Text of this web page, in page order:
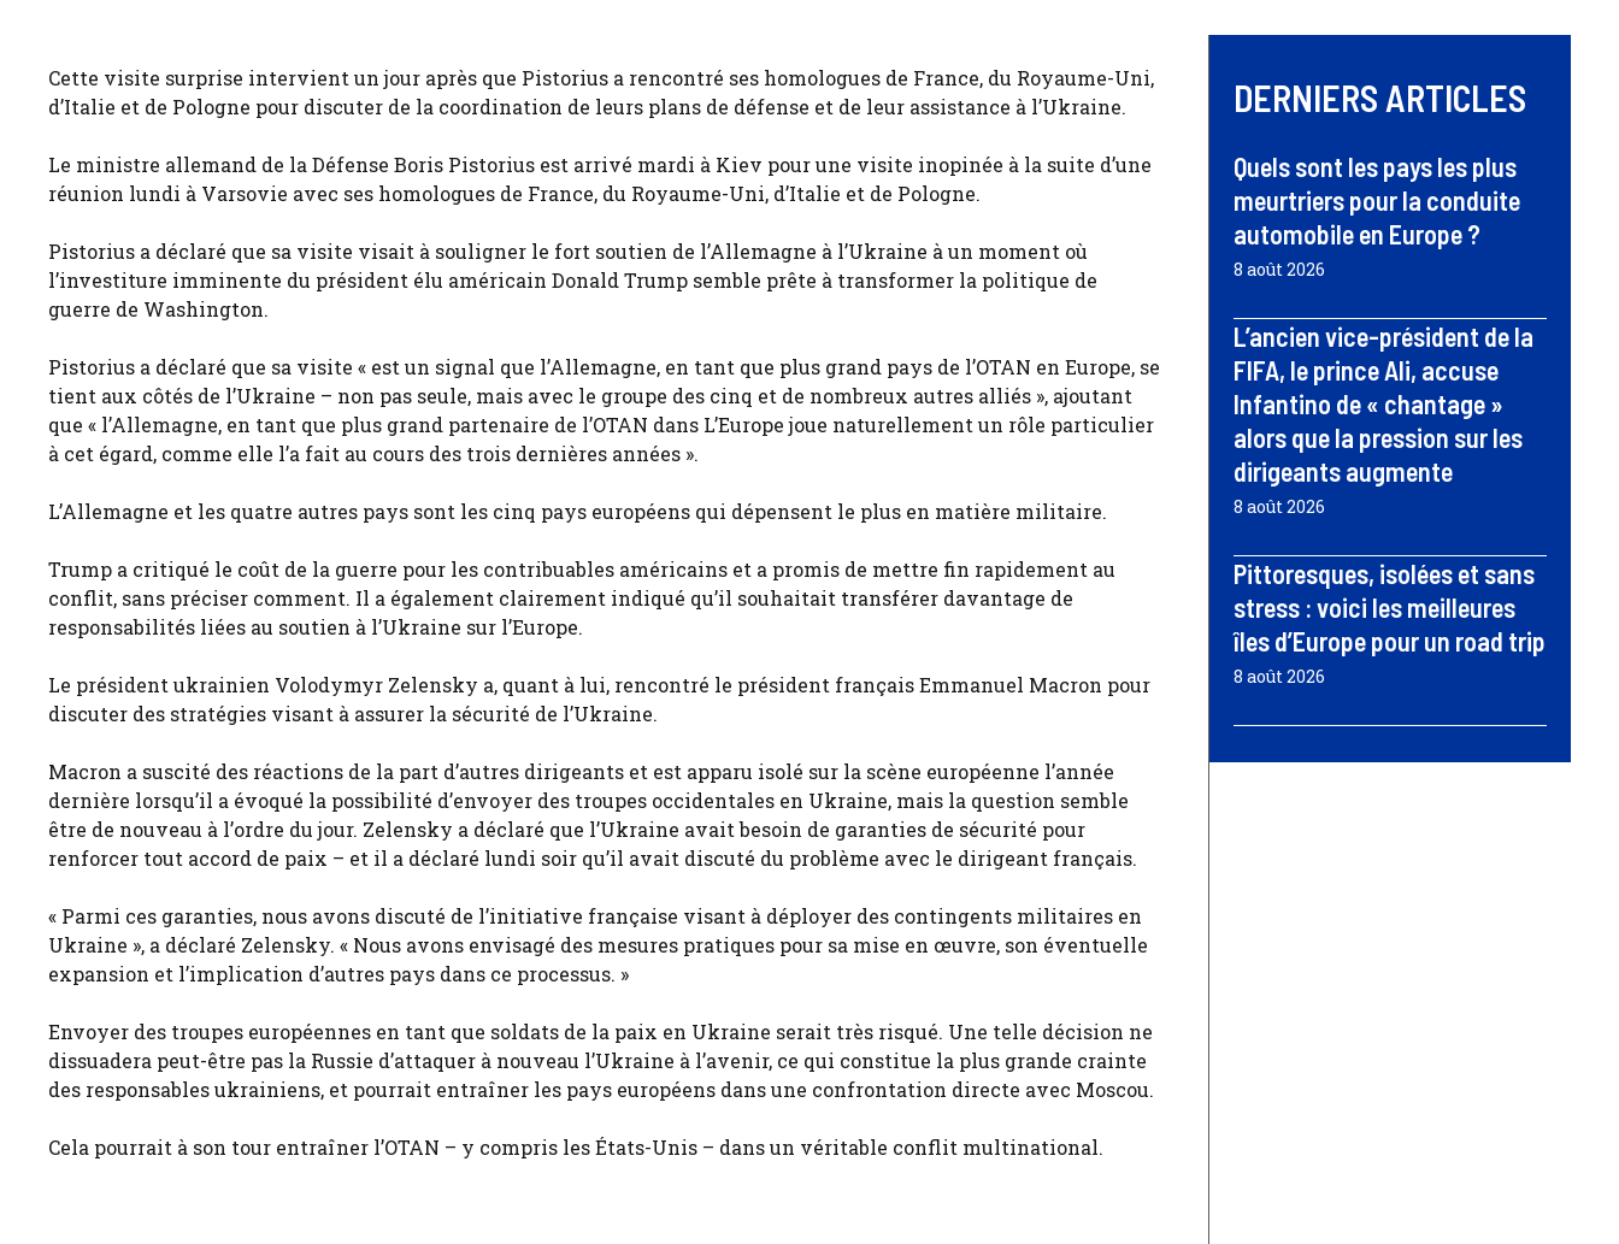
Cette visite surprise intervient un jour après que Pistorius a rencontré ses homologues de France, du Royaume-Uni,
d’Italie et de Pologne pour discuter de la coordination de leurs plans de défense et de leur assistance à l’Ukraine.
Le ministre allemand de la Défense Boris Pistorius est arrivé mardi à Kiev pour une visite inopinée à la suite d’une
réunion lundi à Varsovie avec ses homologues de France, du Royaume-Uni, d’Italie et de Pologne.
Pistorius a déclaré que sa visite visait à souligner le fort soutien de l’Allemagne à l’Ukraine à un moment où
l’investiture imminente du président élu américain Donald Trump semble prête à transformer la politique de
guerre de Washington.
Pistorius a déclaré que sa visite « est un signal que l’Allemagne, en tant que plus grand pays de l’OTAN en Europe, se
tient aux côtés de l’Ukraine – non pas seule, mais avec le groupe des cinq et de nombreux autres alliés », ajoutant
que « l’Allemagne, en tant que plus grand partenaire de l’OTAN dans L’Europe joue naturellement un rôle particulier
à cet égard, comme elle l’a fait au cours des trois dernières années ».
L’Allemagne et les quatre autres pays sont les cinq pays européens qui dépensent le plus en matière militaire.
Trump a critiqué le coût de la guerre pour les contribuables américains et a promis de mettre fin rapidement au
conflit, sans préciser comment. Il a également clairement indiqué qu’il souhaitait transférer davantage de
responsabilités liées au soutien à l’Ukraine sur l’Europe.
Le président ukrainien Volodymyr Zelensky a, quant à lui, rencontré le président français Emmanuel Macron pour
discuter des stratégies visant à assurer la sécurité de l’Ukraine.
Macron a suscité des réactions de la part d’autres dirigeants et est apparu isolé sur la scène européenne l’année
dernière lorsqu’il a évoqué la possibilité d’envoyer des troupes occidentales en Ukraine, mais la question semble
être de nouveau à l’ordre du jour. Zelensky a déclaré que l’Ukraine avait besoin de garanties de sécurité pour
renforcer tout accord de paix – et il a déclaré lundi soir qu’il avait discuté du problème avec le dirigeant français.
« Parmi ces garanties, nous avons discuté de l’initiative française visant à déployer des contingents militaires en
Ukraine », a déclaré Zelensky. « Nous avons envisagé des mesures pratiques pour sa mise en œuvre, son éventuelle
expansion et l’implication d’autres pays dans ce processus. »
Envoyer des troupes européennes en tant que soldats de la paix en Ukraine serait très risqué. Une telle décision ne
dissuadera peut-être pas la Russie d’attaquer à nouveau l’Ukraine à l’avenir, ce qui constitue la plus grande crainte
des responsables ukrainiens, et pourrait entraîner les pays européens dans une confrontation directe avec Moscou.
Cela pourrait à son tour entraîner l’OTAN – y compris les États-Unis – dans un véritable conflit multinational.
DERNIERS ARTICLES
Quels sont les pays les plus
meurtriers pour la conduite
automobile en Europe ?
8 août 2026
L’ancien vice-président de la
FIFA, le prince Ali, accuse
Infantino de « chantage »
alors que la pression sur les
dirigeants augmente
8 août 2026
Pittoresques, isolées et sans
stress : voici les meilleures
îles d’Europe pour un road trip
8 août 2026